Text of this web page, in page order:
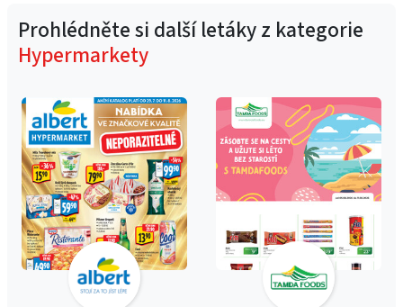
Prohlédněte si další letáky z kategorie
Hypermarkety